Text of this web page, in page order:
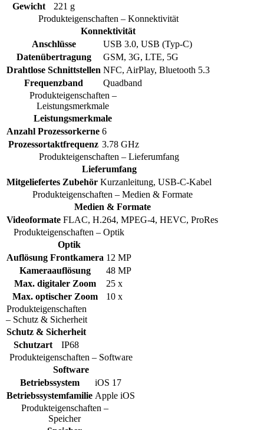
Gewicht
221 g
Produkteigenschaften – Konnektivität
Konnektivität
Anschlüsse
USB 3.0, USB (Typ-C)
Datenübertragung
GSM, 3G, LTE, 5G
Drahtlose Schnittstellen NFC, AirPlay, Bluetooth 5.3
Frequenzband
Quadband
Produkteigenschaften –
Leistungsmerkmale
Leistungsmerkmale
Anzahl Prozessorkerne 6
Prozessortaktfrequenz 3.78 GHz
Produkteigenschaften – Lieferumfang
Lieferumfang
Mitgeliefertes Zubehör Kurzanleitung, USB-C-Kabel
Produkteigenschaften – Medien & Formate
Medien & Formate
Videoformate FLAC, H.264, MPEG-4, HEVC, ProRes
Produkteigenschaften – Optik
Optik
Auflösung Frontkamera 12 MP
Kameraauflösung
48 MP
Max. digitaler Zoom
25 x
Max. optischer Zoom
10 x
Produkteigenschaften
– Schutz & Sicherheit
Schutz & Sicherheit
Schutzart
IP68
Produkteigenschaften – Software
Software
Betriebssystem
iOS 17
Betriebssystemfamilie Apple iOS
Produkteigenschaften –
Speicher